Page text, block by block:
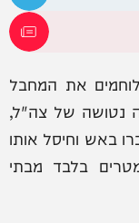
את המחבל
נטושה של צה"ל,
באש וחיסל אותו
בלבד מבתי